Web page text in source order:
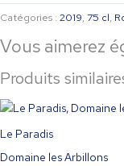
Catégories : 2019, 75 cl,
Vous aimerez
Produits
Le Paradis
Domaine les Arbillons